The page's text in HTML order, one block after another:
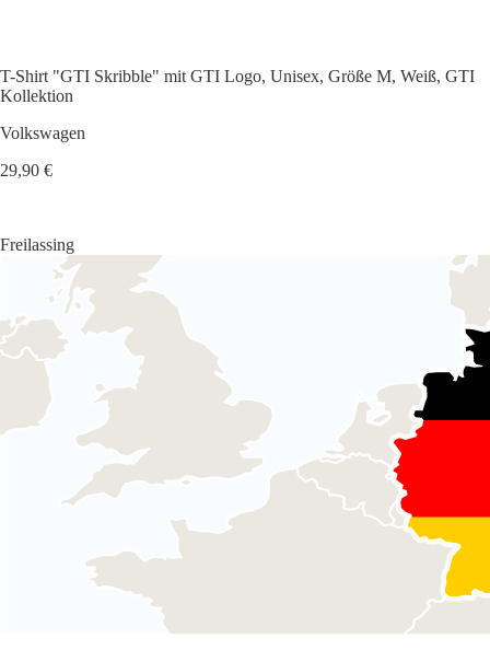
T-Shirt "GTI Skribble" mit GTI Logo, Unisex, Größe M, Weiß, GTI
Kollektion
Volkswagen
29,90 €
Freilassing